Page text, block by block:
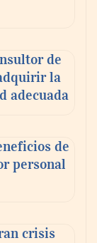
de
la
adecuada
de
personal
crisis